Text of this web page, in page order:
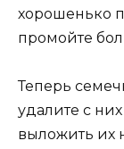
хорошенько
промойте
Теперь
удалите с
выложить их